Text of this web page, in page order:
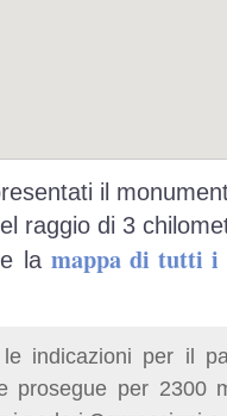
il
raggio di 3
la mappa di tutti i
indicazioni per il
prosegue per 2300